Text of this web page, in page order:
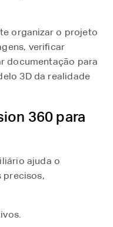
organizar o projeto
verificar
documentação para
3D da realidade
360 para
ajuda o
precisos,